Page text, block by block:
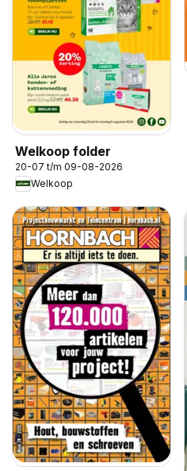
Welkoop folder
20-07 t/m 09-08-2026
Welkoop